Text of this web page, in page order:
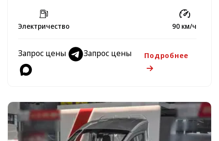
Электричество 90 км/ч
Запрос цены Запрос цены Подробнее